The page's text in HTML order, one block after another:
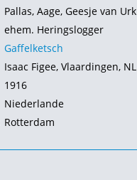
Pallas, Aage, Geesje van Urk
ehem. Heringslogger
Gaffelketsch
Isaac Figee, Vlaardingen, NL
1916
Niederlande
Rotterdam